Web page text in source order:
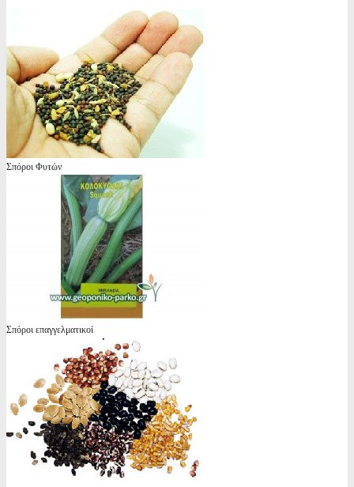
Σπόροι Φυτών
Σπόροι επαγγελματικοί